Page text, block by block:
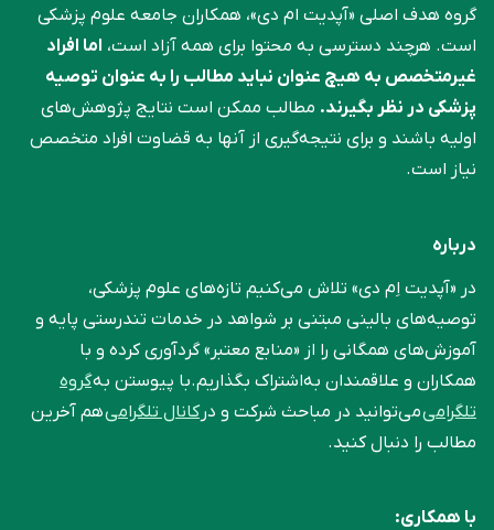
گروه هدف اصلی «آپدیت ام دی»، همکاران جامعه علوم ‌پزشکی
است. هرچند دسترسی به محتوا برای همه آزاد است، اما افراد
غیرمتخصص به هیچ عنوان نباید مطالب را به عنوان توصیه
پزشکی در نظر بگیرند. مطالب ممکن است نتایج پژوهش‌های
اولیه باشند و برای نتیجه‌گیری از آنها به قضاوت افراد متخصص
نیاز است.
درباره
در «آپدیت اِم دی» تلاش می‌کنیم تازه‌های علوم پزشکی،
توصیه‌های بالینی مبتنی بر شواهد در خدمات تندرستی پایه و
آموزش‌های همگانی را از «منابع معتبر» گردآوری کرده و با
همکاران و علاقمندان به‌اشتراک بگذاریم.با پیوستن بهگروه
تلگرامیمی‌توانید در مباحث شرکت و درکانال تلگرامیهم آخرین
مطالب را دنبال کنید.
با همکاری: